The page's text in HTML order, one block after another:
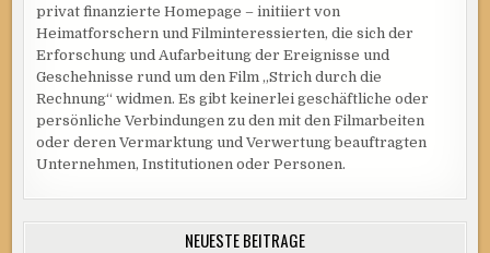
privat finanzierte Homepage – initiiert von
Heimatforschern und Filminteressierten, die sich der
Erforschung und Aufarbeitung der Ereignisse und
Geschehnisse rund um den Film „Strich durch die
Rechnung“ widmen. Es gibt keinerlei geschäftliche oder
persönliche Verbindungen zu den mit den Filmarbeiten
oder deren Vermarktung und Verwertung beauftragten
Unternehmen, Institutionen oder Personen.
NEUESTE BEITRÄGE